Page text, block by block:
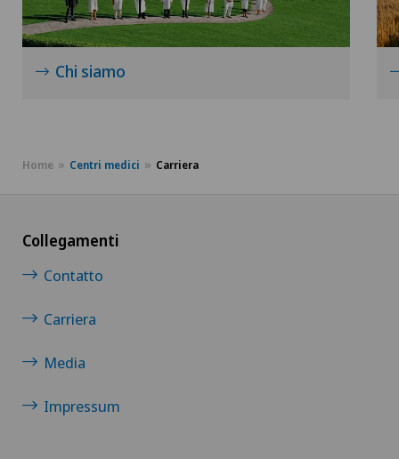
Chi siamo
Home Centri medici Carriera
Collegamenti
Contatto
Carriera
Media
Impressum